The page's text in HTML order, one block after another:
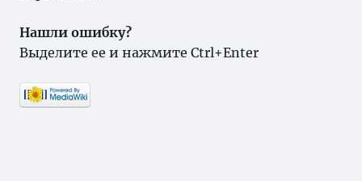
Нашли ошибку?
Выделите ее и нажмите Ctrl+Enter